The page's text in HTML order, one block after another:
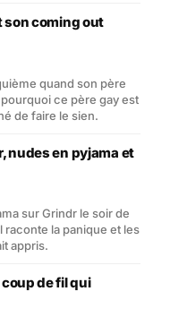
son coming out
quand son père
ce père gay est
de faire le sien.
nudes en pyjama et
sur Grindr le soir de
raconte la panique et les
appris.
de fil qui